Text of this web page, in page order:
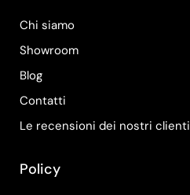
Chi siamo
Showroom
Blog
Contatti
Le recensioni dei nostri clienti
Policy